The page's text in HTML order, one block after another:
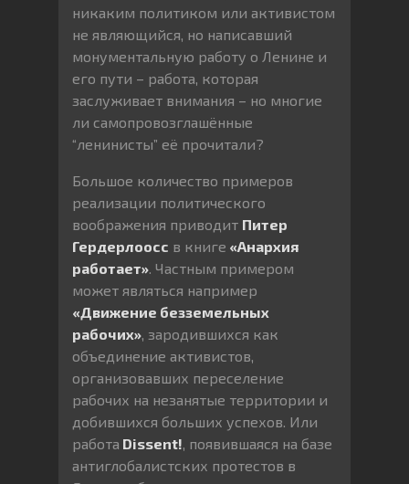
никаким политиком или активистом
не являющийся, но написавший
монументальную работу о Ленине и
его пути – работа, которая
заслуживает внимания – но многие
ли самопровозглашённые
“ленинисты” её прочитали?
Большое количество примеров
реализации политического
воображения приводит Питер
Гердерлоосс в книге «Анархия
работает» . Частным примером
может являться например
«Движение безземельных
рабочих» , зародившихся как
объединение активистов,
организовавших переселение
рабочих на незанятые территории и
добившихся больших успехов. Или
работа Dissent! , появившаяся на базе
антиглобалистских протестов в